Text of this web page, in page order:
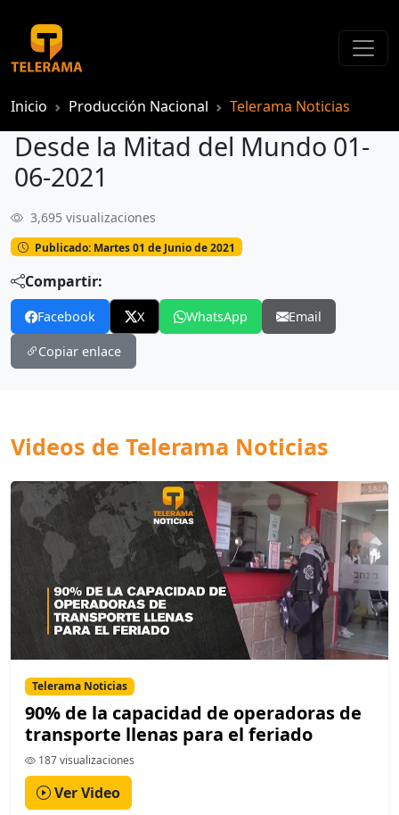
Inicio Producción Nacional Telerama Noticias
Desde la Mitad del Mundo 01-
06-2021
Desde la Mitad del Mundo 01-06-2021
3,695 visualizaciones
Publicado: Martes 01 de Junio de 2021
Compartir:
Facebook X WhatsApp Email
Copiar enlace
Videos de Telerama Noticias
Telerama Noticias
90% de la capacidad de operadoras de
transporte llenas para el feriado
187 visualizaciones
Ver Video